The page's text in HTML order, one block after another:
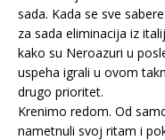
sada. Kada se sve
za sada eliminacija iz
kako su Neroazuri u
uspeha igrali u ovom
drugo prioritet.
Krenimo redom. Od
nametnuli svoj ritam i